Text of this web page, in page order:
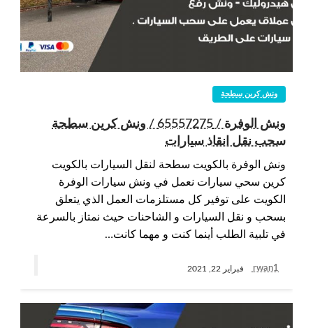
ونش كرين سطحة
ونش الوفرة / 65557275 / ونش كرين سطحة
سحب نقل انقاذ سيارات
ونش الوفرة بالكويت سطحة لنقل السيارات بالكويت
كرين سحي سيارات نعمل في ونش سيارات الوفرة
الكويت على توفير كل مستلزمات العمل الذي يتعلق
بسحب و نقل السيارات و الشاحنات حيث نمتاز بالسرعة
في تلبية الطلب أينما كنت و مهما كانت…
rwan1 فبراير 22, 2021